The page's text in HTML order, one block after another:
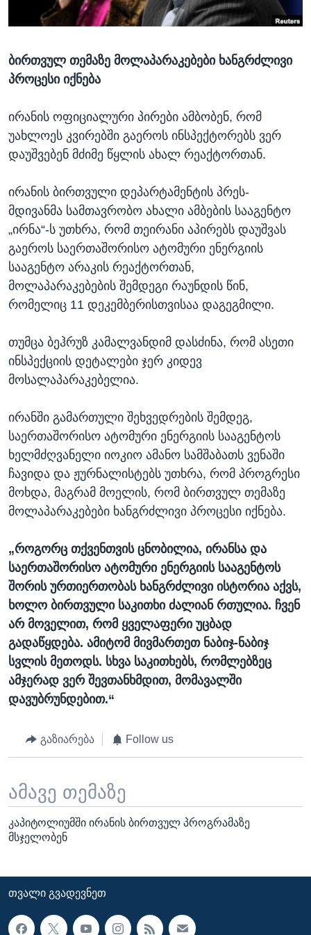
ᲡᲢᲣᲓᲘᲐ ᲕᲐᲨᲘᲜᲒᲢᲝᲜᲘ
ᲔᲙᲝᲜᲝᲛᲘᲙᲐ
ᲛᲔᲪᲜᲘᲔᲠᲔᲑᲐ
ᲘᲜᲢᲔᲠᲕᲘᲣ
ᲙᲣᲚᲢᲣᲠᲐ
ᲒᲐᲚᲘᲚᲔᲝ
ᲓᲔᲖᲘᲜᲤᲝᲠᲛᲐᲪᲘᲐ
Learning English
ᲗᲕᲐᲚᲘ ᲒᲕᲐᲓᲔᲕᲜᲔᲗ
ენები
ბირთვულ თემაზე მოლაპარაკებები ხანგრძლივი
პროცესი იქნება
ირანის ოფიციალური პირები ამბობენ, რომ
უახლოეს კვირებში გაეროს ინსპექტორებს ვერ
დაუშვებენ მძიმე წყლის ახალ რეაქტორთან.
ირანის ბირთვული დეპარტამენტის პრეს-
მდივანმა სამთავრობო ახალი ამბების სააგენტო
„ირნა“-ს უთხრა, რომ თეირანი აპირებს დაუშვას
გაეროს საერთაშორისო ატომური ენერგიის
სააგენტო არაკის რეაქტორთან,
მოლაპარაკებების შემდეგი რაუნდის წინ,
რომელიც 11 დეკემბერისთვისაა დაგეგმილი.
თუმცა ბეჰრუზ კამალვანდიმ დასძინა, რომ ასეთი
ინსპექციის დეტალები ჯერ კიდევ
მოსალაპარაკებელია.
ირანში გამართული შეხვედრების შემდეგ,
საერთაშორისო ატომური ენერგიის სააგენტოს
ხელმძღვანელი იოკიო ამანო სამშაბათს ვენაში
ჩავიდა და ჟურნალისტებს უთხრა, რომ პროგრესი
მოხდა, მაგრამ მოელის, რომ ბირთვულ თემაზე
მოლაპარაკებები ხანგრძლივი პროცესი იქნება.
„როგორც თქვენთვის ცნობილია, ირანსა და
საერთაშორისო ატომური ენერგიის სააგენტოს
შორის ურთიერთობას ხანგრძლივი ისტორია აქვს,
ხოლო ბირთვული საკითხი ძალიან რთულია. ჩვენ
არ მოველით, რომ ყველაფერი უცბად
გადაწყდება. ამიტომ მივმართეთ ნაბიჯ-ნაბიჯ
სვლის მეთოდს. სხვა საკითხებს, რომლებზეც
ამჯერად ვერ შევთანხმდით, მომავალში
დავუბრუნდებით.“
გაზიარება Follow us
ამავე თემაზე
კაპიტოლიუმში ირანის ბირთვულ პროგრამაზე
მსჯელობენ
ᲗᲕᲐᲚᲘ ᲒᲕᲐᲓᲔᲕᲜᲔᲗ